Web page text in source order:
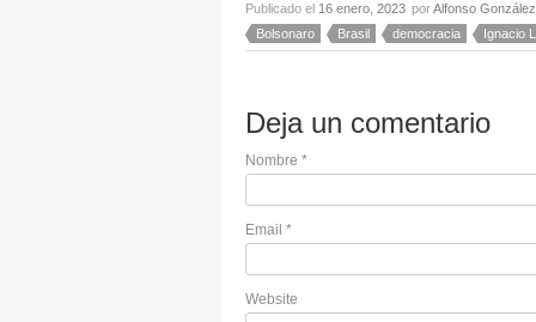
Publicado el 16 enero, 2023 porAlfonso
Bolsonaro
Brasil democracia Ignacio
Deja un comentario
Nombre *
Email *
Website